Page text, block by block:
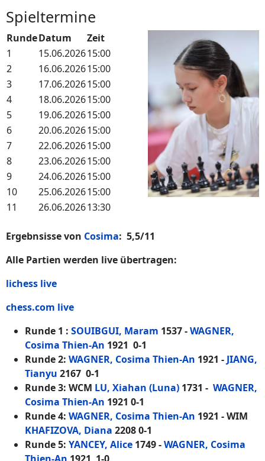
Spieltermine
RundeDatum
Zeit
1
15.06.202615:00
2
16.06.202615:00
3
17.06.202615:00
4
18.06.202615:00
5
19.06.202615:00
6
20.06.202615:00
7
22.06.202615:00
8
23.06.202615:00
9
24.06.202615:00
10
25.06.202615:00
11
26.06.202613:30
Ergebnsisse von Cosima: 5,5/11
Alle Partien werden live übertragen:
lichess live
chess.com live
Runde 1 : SOUIBGUI, Maram 1537 -WAGNER,
Cosima Thien-An 1921 0-1
Runde 2: WAGNER, Cosima Thien-An 1921 - JIANG,
Tianyu 2167 0-1
Runde 3: WCM LU, Xiahan (Luna) 1731 - WAGNER,
Cosima Thien-An 1921 0-1
Runde 4: WAGNER, Cosima Thien-An 1921 - WIM
KHAFIZOVA, Diana 2208 0-1
Runde 5: YANCEY, Alice 1749 -WAGNER, Cosima